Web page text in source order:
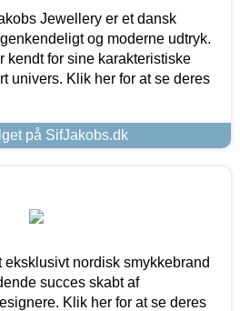
Jewellery er et dansk
og moderne udtryk.
kendt for sine karakteristiske
univers. Klik her for at se deres
på SifJakobs.dk
eksklusivt nordisk smykkebrand
succes skabt af
Klik her for at se deres